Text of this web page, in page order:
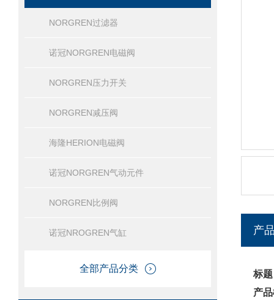
NORGREN过滤器
诺冠NORGREN电磁阀
NORGREN压力开关
NORGREN减压阀
海隆HERION电磁阀
诺冠NORGREN气动元件
NORGREN比例阀
诺冠NROGREN气缸
全部产品分类
产
标
产